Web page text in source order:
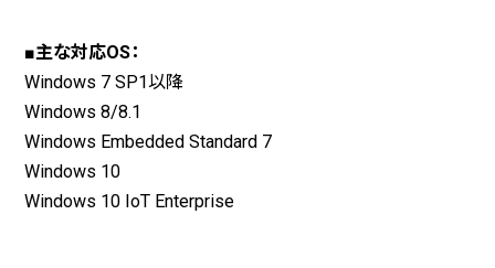
■主な対応OS：
Windows 7 SP1以降
Windows 8/8.1
Windows Embedded Standard 7
Windows 10
Windows 10 IoT Enterprise